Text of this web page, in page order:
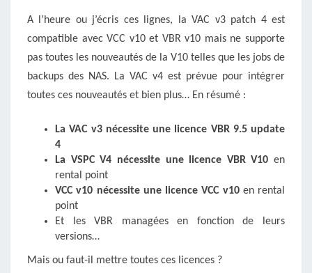
A l’heure ou j’écris ces lignes, la VAC v3 patch 4 est
compatible avec VCC v10 et VBR v10 mais ne supporte
pas toutes les nouveautés de la V10 telles que les jobs de
backups des NAS. La VAC v4 est prévue pour intégrer
toutes ces nouveautés et bien plus… En résumé :
La VAC v3 nécessite une licence VBR 9.5 update
4
La VSPC V4 nécessite une licence VBR V10 en
rental point
VCC v10 nécessite une licence VCC v10en rental
point
Et les VBR managées en fonction de leurs
versions…
Mais ou faut-il mettre toutes ces licences ?